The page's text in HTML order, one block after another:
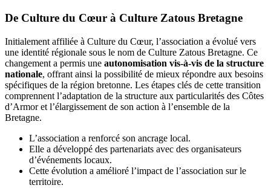
De Culture du Cœur à Culture Zatous Bretagne
Initialement affiliée à Culture du Cœur, l’association a évolué vers
une identité régionale sous le nom de Culture Zatous Bretagne. Ce
changement a permis une autonomisation vis-à-vis de la structure
nationale, offrant ainsi la possibilité de mieux répondre aux besoins
spécifiques de la région bretonne. Les étapes clés de cette transition
comprennent l’adaptation de la structure aux particularités des Côtes
d’Armor et l’élargissement de son action à l’ensemble de la
Bretagne.
L’association a renforcé son ancrage local.
Elle a développé des partenariats avec des organisateurs
d’événements locaux.
Cette évolution a amélioré l’impact de l’association sur le
territoire.